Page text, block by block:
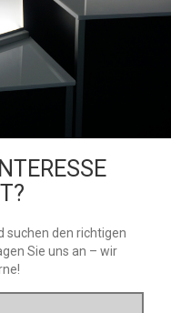
suchen den richtigen
Sie uns an – wir